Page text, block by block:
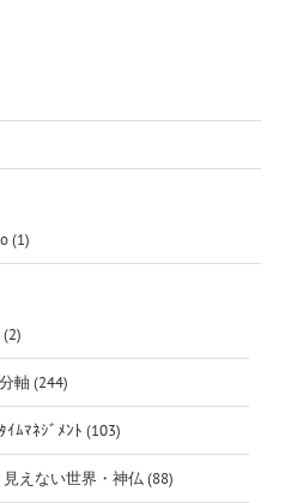
呼
た
(1)
軸 (244)
ﾑﾏﾈｼﾞﾒﾝﾄ (103)
えない世界・神仏 (88)